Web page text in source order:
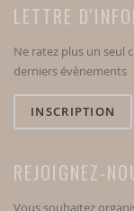
LETTRE
Ne ratez plus un seul
derniers évènements
INSCRIPTION
REJOIGNEZ-
Vous souhaitez